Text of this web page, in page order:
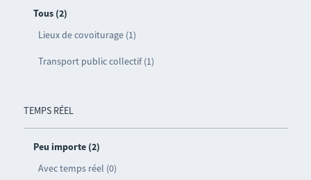
Tous (2)
Lieux de covoiturage (1)
Transport public collectif (1)
TEMPS RÉEL
Peu importe (2)
Avec temps réel (0)